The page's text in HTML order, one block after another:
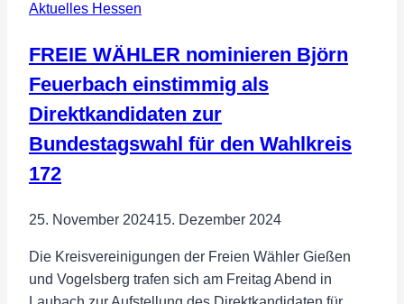
im
176
gewählt
–
Ein
starkes
Bürgernähe
Pragmatismus
Aktuelles Hessen
FREIE WÄHLER nominieren Björn
Feuerbach einstimmig als
Direktkandidaten zur
Bundestagswahl für den Wahlkreis
172
25. November 202415. Dezember 2024
Die Kreisvereinigungen der Freien Wähler Gießen
und Vogelsberg trafen sich am Freitag Abend in